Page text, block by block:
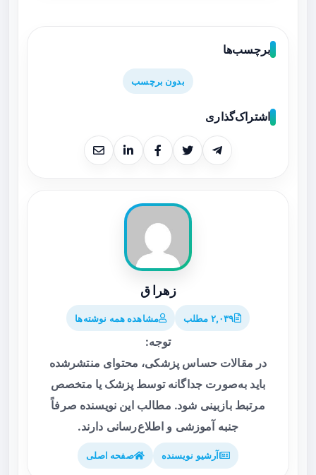
برچسب‌ها
بدون برچسب
اشتراک‌گذاری
زهرا ق
۲,۰۳۹ مطلب مشاهده همه نوشته‌ها
توجه:
در مقالات حساس پزشکی، محتوای منتشرشده
باید به‌صورت جداگانه توسط پزشک یا متخصص
مرتبط بازبینی شود. مطالب این نویسنده صرفاً
جنبه آموزشی و اطلاع‌رسانی دارند.
آرشیو نویسنده صفحه اصلی